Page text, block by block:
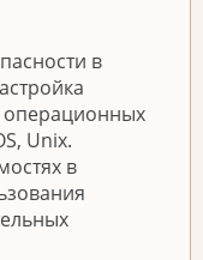
в
операционных
Unix.
в